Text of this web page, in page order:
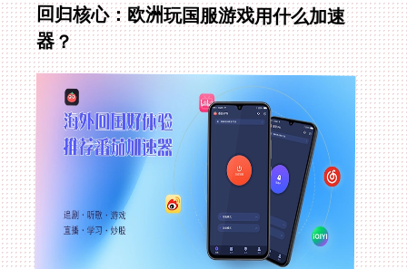
回归核心：欧洲玩国服游戏用什么加速
器？